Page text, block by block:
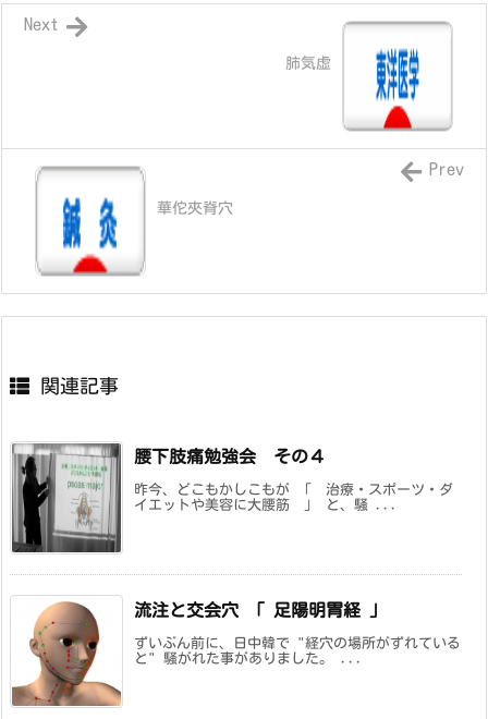
肺気虚
Next
華佗夾脊穴
Prev
関連記事
腰下肢痛勉強会 その４
昨今、どこもかしこもが 「 治療・スポーツ・ダ
イエットや美容に大腰筋 」 と、騒 ...
流注と交会穴 「 足陽明胃経 」
ずいぶん前に、日中韓で "経穴の場所がずれている
と" 騒がれた事がありました。 ...